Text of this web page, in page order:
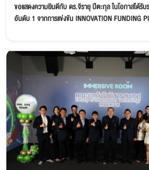
ขอแสดงความยินดีกับ ดร.จิรายุ ปีตะกุล ในโอกาสได้รับ
อันดับ 1 จากการแข่งขัน INNOVATION FUNDING